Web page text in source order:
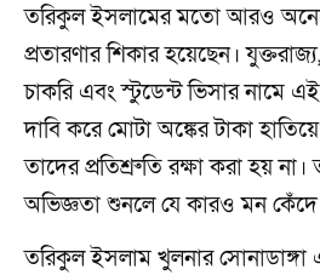
তরিকুল ইসলামের মতো আরও
প্রতারণার শিকার হয়েছেন।
চাকরি এবং স্টুডেন্ট ভিসার নামে
দাবি করে মোটা অঙ্কের টাকা হাতিয়ে
তাদের প্রতিশ্রুতি রক্ষা করা হয়
অভিজ্ঞতা শুনলে যে কারও মন
তরিকুল ইসলাম খুলনার সোনাডাঙ্গা